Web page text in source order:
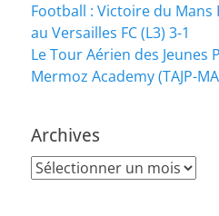
Football : Victoire du Mans
au Versailles FC (L3) 3-1
Le Tour Aérien des Jeunes
Mermoz Academy (TAJP-
Archives
Archives